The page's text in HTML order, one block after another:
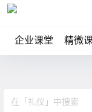
企业课堂 精微